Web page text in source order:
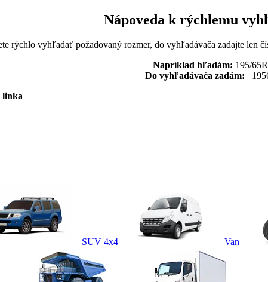
Nápoveda k rýchlemu
rýchlo vyhľadať požadovaný rozmer, do vyhľadávača zadajte len
Napríklad hľadám: 195/
Do vyhľadávača zadám:
linka
SUV 4x4 Van